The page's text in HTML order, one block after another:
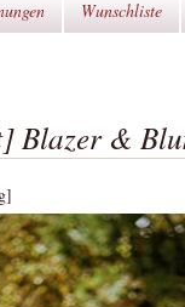
Wunschliste
Blazer &